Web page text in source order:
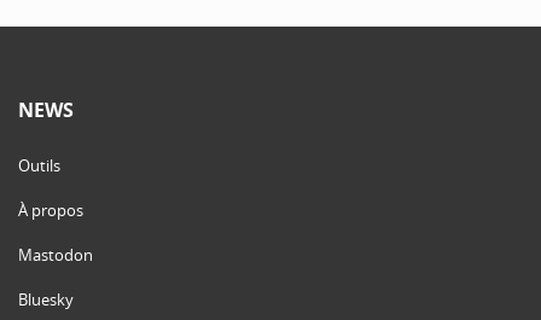
NEWS
Outils
À propos
Mastodon
Bluesky